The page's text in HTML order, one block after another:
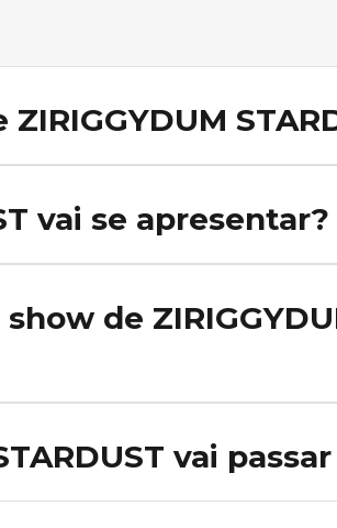
vai se apresentar?
de
vai
2026 na nossa agenda. Fique atento às